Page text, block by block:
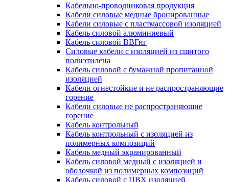
Кабельно-проводниковая продукция
Кабели силовые медные бронированные
Кабели силовые с пластмассовой изоляцией
Кабель силовой алюминиевый
Кабель силовой ВВГнг
Силовые кабели с изоляцией из сшитого
полиэтилена
Кабель силовой с бумажной пропитанной
изоляцией
Кабели огнестойкие и не распространяющие
горение
Кабели силовые не распространяющие
горение
Кабель контрольный
Кабель контрольный с изоляцией из
полимерных композиций
Кабель медный экранированный
Кабель силовой медный с изоляцией и
оболочкой из полимерных композиций
Кабель силовой с ПВХ изоляцией